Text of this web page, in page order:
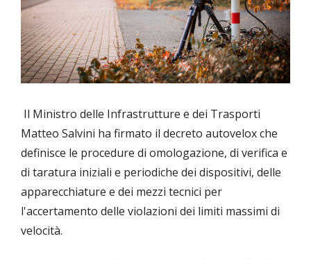
Il Ministro delle Infrastrutture e dei Trasporti
Matteo Salvini ha firmato il decreto autovelox che
definisce le procedure di omologazione, di verifica e
di taratura iniziali e periodiche dei dispositivi, delle
apparecchiature e dei mezzi tecnici per
l'accertamento delle violazioni dei limiti massimi di
velocità.